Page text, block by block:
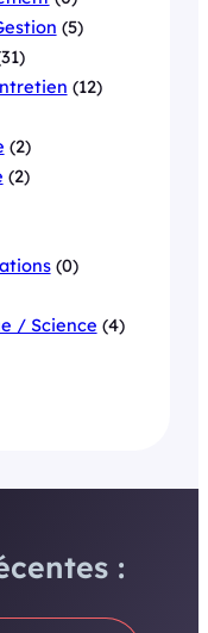
(5)
(12)
(2)
(2)
(0)
/ Science (4)
: